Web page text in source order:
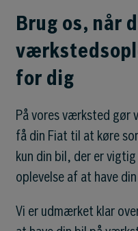
Brug os, når
for dig
På vores værksted gør
få din Fiat til at køre
kun din bil, der er
oplevelse af at have
Vi er udmærket klar